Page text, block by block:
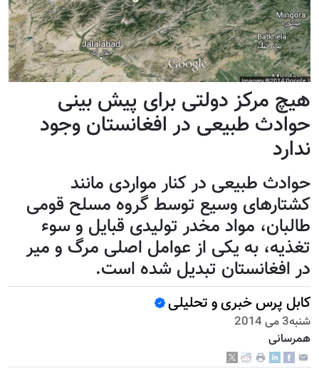
هیچ مرکز دولتی برای پیش بینی
حوادث طبیعی در افغانستان وجود
ندارد
حوادث طبیعی در کنار مواردی مانند
کشتارهای وسیع توسط گروه مسلح قومی
طالبان، مواد مخدر تولیدی قبایل و سوء
تغذیه، به یکی از عوامل اصلی مرگ و میر
در افغانستان تبدیل شده است.
کابل پرس خبری و تحلیلی
شنبه3 می 2014
همرسانی